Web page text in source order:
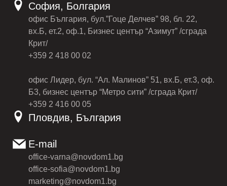
София, Болгария
офис България, бул.”Гоце Делчев” 98, бл. 22,
вх.Б, ет.2, оф.1, Бизнес център “Азимут” /сграда
Крит/
+359 2 418 00 02
офис Лидер, бул. “Ал. Малинов” 51, вх.Б, ет.3, оф.
Б3, бизнес център “Метро сити” /сграда Крит/
+359 2 416 00 05
Пловдив, България
E-mail
office-varna@novdom1.bg
office-sofia@novdom1.bg
marketing@novdom1.bg